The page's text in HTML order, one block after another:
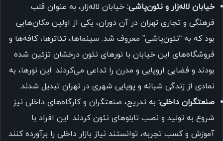
خیابان لاله‌زار و نئون‌پاشی: خیابان لاله‌زار، به عنوان قلب
فرهنگی و تجاری تهران در آن دوران، یکی از اولین مکان‌هایی
بود که به “نئون‌پاشی” معروف شد. سینماها، تئاترها، کافه‌ها و
فروشگاه‌های این خیابان با نورهای نئون درخشان تزئین شده
بودند و فضایی اروپایی و مدرن را تداعی می‌کردند. این نورها، به
نمادی از زندگی شبانه و پویایی شهری در تهران تبدیل شدند.
صنعتگران داخلی: به تدریج، صنعتگران و کارگاه‌های داخلی نیز
شروع به تولید و نصب تابلوهای نئون کردند. این افراد با
آموزش و کسب تجربه، توانستند نیاز بازار داخلی را برآورده کنند